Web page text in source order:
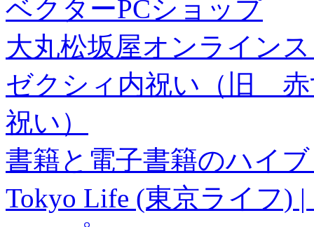
ベクターPCショップ
大丸松坂屋オンライン
ゼクシィ内祝い（旧 赤
祝い）
書籍と電子書籍のハイ
Tokyo Life (東京ライフ)